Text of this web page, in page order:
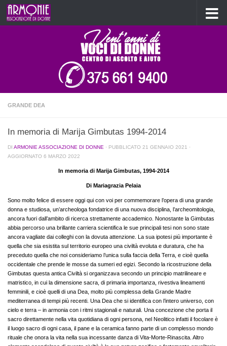
Salta al contenuto
GRANDE DEA
In memoria di Marija Gimbutas 1994-2014
DI ARMONIE ASSOCIAZIONE DI DONNE · PUBBLICATO 21 GENNAIO 2021 ·
AGGIORNATO 6 MARZO 2022
In memoria di Marija Gimbutas, 1994-2014
Di Mariagrazia Pelaia
Sono molto felice di essere oggi qui con voi per commemorare l’opera di una grande
donna e studiosa, un’archeologa fondatrice di una nuova disciplina, l’archeomitologia,
ancora fuori dall’ambito di ricerca strettamente accademico. Nonostante la Gimbutas
abbia percorso una brillante carriera scientifica le sue principali tesi non sono state
ancora vagliate dai colleghi con la dovuta attenzione. La sua ipotesi più importante è
quella che sia esistita sul territorio europeo una civiltà evoluta e duratura, che ha
preceduto quella che noi consideriamo l’unica sulla faccia della Terra, e cioè quella
occidentale che prende le mosse da sumeri ed egizi. Secondo la ricostruzione della
Gimbutas questa antica Civiltà si organizzava secondo un principio matrilineare e
matristico, in cui la dimensione sacra, di primaria importanza, rivestiva lineamenti
femminili, e cioè quelli di una Dea, molto più complessa della Grande Madre
mediterranea di tempi più recenti. Una Dea che si identifica con l’intero universo, con
cielo e terra – in armonia con i ritmi stagionali e naturali. Una concezione che porta il
sacro direttamente nella vita quotidiana di ogni persona, nel Neolitico infatti il focolare è
il luogo sacro di ogni casa, il pane e la ceramica fanno parte di un complesso mondo
rituale che onora la vita nella sua incessante danza di Vita-Morte-Rinascita. Altro